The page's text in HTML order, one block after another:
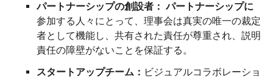
パートナーシップの創設者： パートナーシップに
参加する人々にとって、理事会は真実の唯一の裁定
者として機能し、共有された責任が尊重され、説明
責任の障壁がないことを保証する。
スタートアップチーム： ビジュアルコラボレーショ